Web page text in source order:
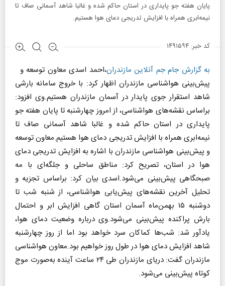
پایان هفته جو پایداری در استان حاکم شده و غالبا شاهد آسمانی‌ صاف تا
نیمه‌ابری همراه با افزایش تدریجی دمای هوا هستیم.
کد خبر: ۱۴۹۱۵۹۴
به گزارش جام جم آنلاین مازندران،احمد اسدی معاون توسعه و
پیش‌بینی هواشناسی مازندران اظهار کرد: با خروج سامانه بارشی
شاهد استقرار جوی پایدار در آسمان مازندران هستیم.وی افزود:
براساس نقشه‌های هواشناسی، از امروز چهارشنبه تا پایان هفته جو
پایداری در استان حاکم شده و غالبا شاهد آسمانی‌ صاف تا
نیمه‌ابری همراه با افزایش تدریجی دمای هوا هستیم.معاون توسعه
و پیش‌بینی هواشناسی مازندران با اشاره به افزایش تدریجی دمای
هوا در استان، تصریح کرد: مناطق ساحلی و جلگه‌ای با مه
صبحگاهی پیش‌بینی می‌شود.اسدی بیان کرد: براساس تجزیه و
تحلیل آخرین نقشه‌های پیش‌یابی هواشناسی، از شنبه شب تا
دوشنبه ۱۵ بهمن‌ماه آسمان استان گاهی افزایش ابر و احتمال
بارش پراکنده پیش‌بینی می‌شود.وی درباره وضعیت دمای هوا،
یادآور شد: شب‌ها کماکان سرد خواهد بود اما از روز چهارشنبه
شاهد افزایش دمای هوا در طول روز خواهیم بود.معاون هواشناسی
مازندران گفت: دریای مازندران طی ۲۴ ساعت آینده به‌صورت موج
کوتاه پیش‌بینی می‌شود.